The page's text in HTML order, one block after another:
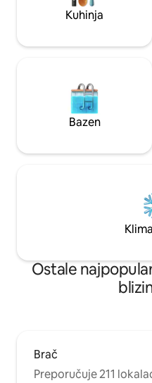
Kuhinja
Bazen
Ostale
Brač
Preporučuje 211